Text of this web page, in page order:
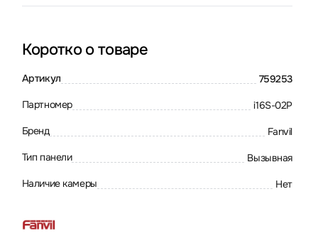
Коротко о товаре
Артикул 759253
Партномер i16S-02P
Бренд Fanvil
Тип панели Вызывная
Наличие камеры Нет